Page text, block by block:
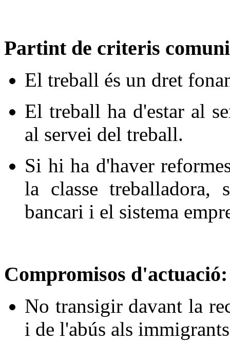
Partint de criteris
El treball és un dret
El treball ha d'estar al
al servei del treball.
Si hi ha d'haver
la classe treballadora,
bancari i el sistema
Compromisos d'actuació:
No transigir davant la
i de l'abús als